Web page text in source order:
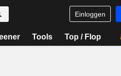
Einloggen
Tools Top / Flop